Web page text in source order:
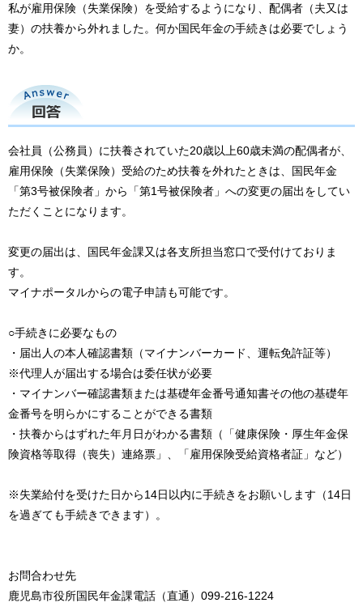
私が雇用保険（失業保険）を受給するようになり、配偶者（夫又は
妻）の扶養から外れました。何か国民年金の手続きは必要でしょう
か。
回答
会社員（公務員）に扶養されていた20歳以上60歳未満の配偶者が、
雇用保険（失業保険）受給のため扶養を外れたときは、国民年金
「第3号被保険者」から「第1号被保険者」への変更の届出をしてい
ただくことになります。
変更の届出は、国民年金課又は各支所担当窓口で受付けておりま
す。
マイナポータルからの電子申請も可能です。
○手続きに必要なもの
・届出人の本人確認書類（マイナンバーカード、運転免許証等）
※代理人が届出する場合は委任状が必要
・マイナンバー確認書類または基礎年金番号通知書その他の基礎年
金番号を明らかにすることができる書類
・扶養からはずれた年月日がわかる書類（「健康保険・厚生年金保
険資格等取得（喪失）連絡票」、「雇用保険受給資格者証」など）
※失業給付を受けた日から14日以内に手続きをお願いします（14日
を過ぎても手続きできます）。
お問合わせ先
鹿児島市役所国民年金課電話（直通）099-216-1224